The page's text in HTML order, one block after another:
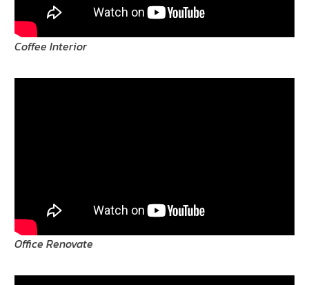
Coffee Interior
Office Renovate